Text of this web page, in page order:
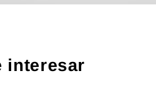
interesar